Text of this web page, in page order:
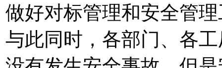
做好对标管理和安全管
与此同时，各部门、各